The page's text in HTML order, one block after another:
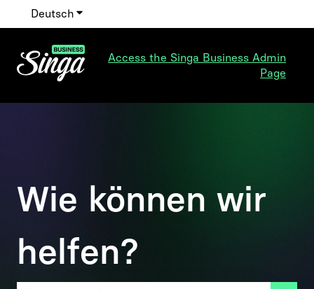
Deutsch Untermenü für Übersetzungen anzeigen
Access the Singa Business Admin
Page
Wie können wir
helfen?